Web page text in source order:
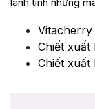
Chiết xuất
Chiết xuất